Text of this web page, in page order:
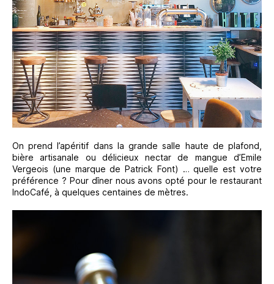
On prend l’apéritif dans la grande salle haute de plafond,
bière artisanale ou délicieux nectar de mangue d’Emile
Vergeois (une marque de Patrick Font) … quelle est votre
préférence ? Pour dîner nous avons opté pour le restaurant
IndoCafé, à quelques centaines de mètres.